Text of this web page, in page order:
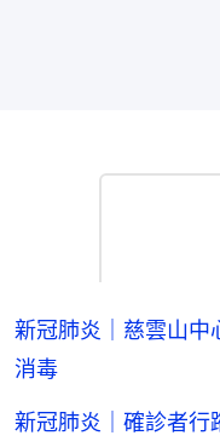
新冠肺炎｜慈雲山
消毒
新冠肺炎｜確診者